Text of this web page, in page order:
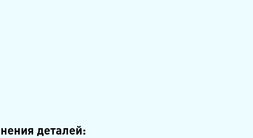
деталей: